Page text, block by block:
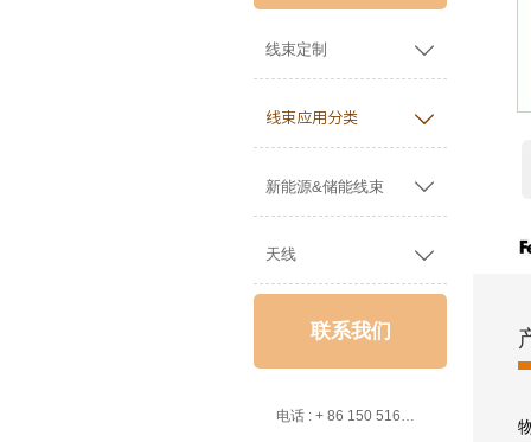
线束定制 
线束应用分类 
新能源&储能线束 
天线 
联系我们
电话 : + 86 150 5162 5639